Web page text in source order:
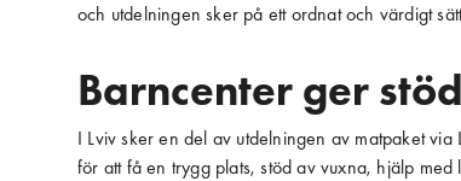
och utdelningen sker på ett ordnat och värdigt
Barncenter ger
I Lviv sker en del av utdelningen av matpaket
för att få en trygg plats, stöd av vuxna, hjälp med